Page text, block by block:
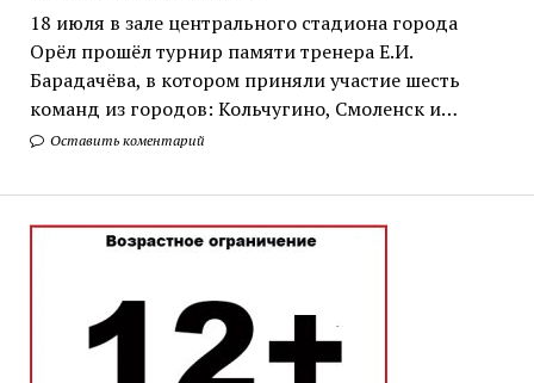
18 июля в зале центрального стадиона города
Орёл прошёл турнир памяти тренера Е.И.
Барадачёва, в котором приняли участие шесть
команд из городов: Кольчугино, Смоленск и…
Оставить коментарий